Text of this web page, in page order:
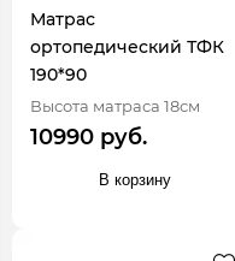
Матрас
ортопедический ТФК
190*90
Высота матраса 18см
10990 руб.
В корзину